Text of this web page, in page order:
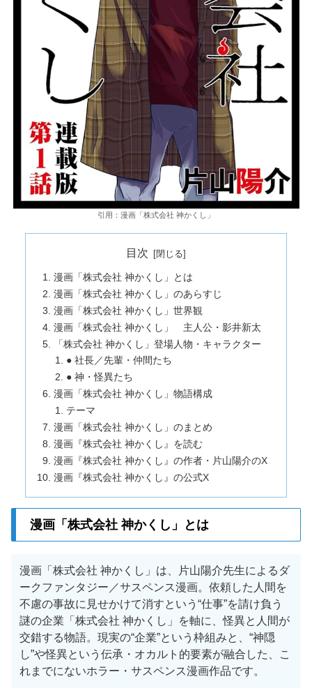
引用：漫画「株式会社 神かくし」
目次
漫画「株式会社 神かくし」とは
漫画「株式会社 神かくし」のあらすじ
漫画「株式会社 神かくし」世界観
漫画「株式会社 神かくし」 主人公・影井新太
「株式会社 神かくし」登場人物・キャラクター
● 社長／先輩・仲間たち
● 神・怪異たち
漫画「株式会社 神かくし」物語構成
テーマ
漫画「株式会社 神かくし」のまとめ
漫画『株式会社 神かくし』を読む
漫画『株式会社 神かくし』の作者・片山陽介のX
漫画『株式会社 神かくし』の公式X
漫画「株式会社 神かくし」とは
漫画「株式会社 神かくし」は、片山陽介先生によるダ
ークファンタジー／サスペンス漫画。依頼した人間を
不慮の事故に見せかけて消すという“仕事”を請け負う
謎の企業「株式会社 神かくし」を軸に、怪異と人間が
交錯する物語。現実の“企業”という枠組みと、“神隠
し”や怪異という伝承・オカルト的要素が融合した、こ
れまでにないホラー・サスペンス漫画作品です。